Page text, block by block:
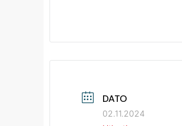
DATO
02.11.2024